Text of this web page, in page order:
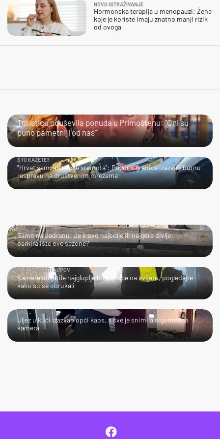
NOVO ISTRAŽIVANJE
Hormonska terapija u menopauzi: Žene
koje je koriste imaju znatno manji rizik
od ovoga
Turisticu oduševila ponuda u Primoštenu: "Oni su
puno pametniji od nas"
ŠTO KAŽETE?
"Hrvat sam, ali ovo je sramota": Prizor s granice izazvao burnu
raspravu na društvenim mrežama
LOL
Samo na Jadranu: Je li ovo najbolje ili najgore divlje
parkiralište ove sezone?
NIJE LAKO BITI LOPOV
Kamere uhvatile najgluplje kriminalce na svijetu, pogledajte
kako su se obrukali
JAO...
Uljez u kući izazvao opći kaos, a sve je snimila sigurnosna
kamera